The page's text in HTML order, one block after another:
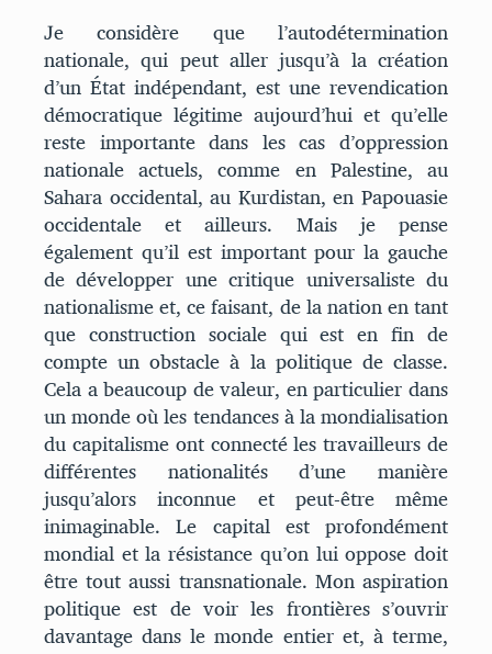
Je considère que l’autodétermination
nationale, qui peut aller jusqu’à la création
d’un État indépendant, est une revendication
démocratique légitime aujourd’hui et qu’elle
reste importante dans les cas d’oppression
nationale actuels, comme en Palestine, au
Sahara occidental, au Kurdistan, en Papouasie
occidentale et ailleurs. Mais je pense
également qu’il est important pour la gauche
de développer une critique universaliste du
nationalisme et, ce faisant, de la nation en tant
que construction sociale qui est en fin de
compte un obstacle à la politique de classe.
Cela a beaucoup de valeur, en particulier dans
un monde où les tendances à la mondialisation
du capitalisme ont connecté les travailleurs de
différentes nationalités d’une manière
jusqu’alors inconnue et peut-être même
inimaginable. Le capital est profondément
mondial et la résistance qu’on lui oppose doit
être tout aussi transnationale. Mon aspiration
politique est de voir les frontières s’ouvrir
davantage dans le monde entier et, à terme,